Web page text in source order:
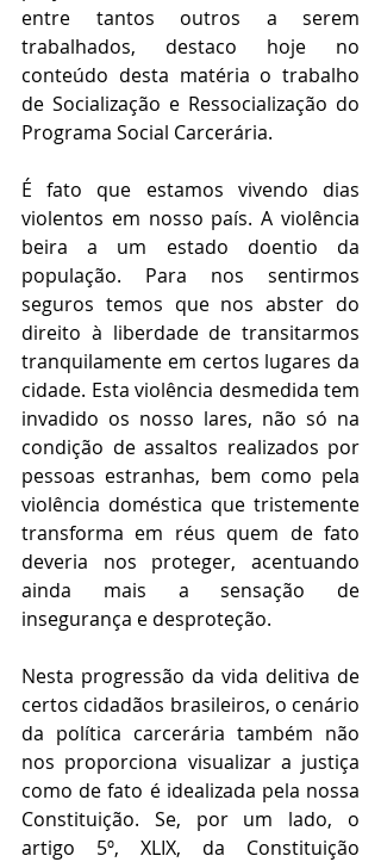
entre tantos outros a serem
trabalhados, destaco hoje no
conteúdo desta matéria o trabalho
de Socialização e Ressocialização do
Programa Social Carcerária.
É fato que estamos vivendo dias
violentos em nosso país. A violência
beira a um estado doentio da
população. Para nos sentirmos
seguros temos que nos abster do
direito à liberdade de transitarmos
tranquilamente em certos lugares da
cidade. Esta violência desmedida tem
invadido os nosso lares, não só na
condição de assaltos realizados por
pessoas estranhas, bem como pela
violência doméstica que tristemente
transforma em réus quem de fato
deveria nos proteger, acentuando
ainda mais a sensação de
insegurança e desproteção.
Nesta progressão da vida delitiva de
certos cidadãos brasileiros, o cenário
da política carcerária também não
nos proporciona visualizar a justiça
como de fato é idealizada pela nossa
Constituição. Se, por um lado, o
artigo 5º, XLIX, da Constituição